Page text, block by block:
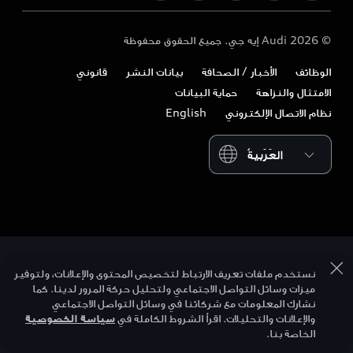
Audi عمان
Audi السعودية
Audi Exclusive
تنزيل الكتيب
المالكون وخدمات ما بعد البيع
الأعمال والأساطيل
أسلوب الحياة
Audi Sport
© 2026 Audi إيه جي. جميع الحقوق محفوظة
الوظائف الأخبار / الصحافة بيانات النشر
قانوني
الامتثال والنزاهة
حماية البيانات
نظام الاتصال الإلكتروني
English
Please select country
نستخدم ملفات تعريف الارتباط لتخصيص المحتوى والإعلانات، ولتوفير
ميزات وسائل التواصل الاجتماعي ولتحليل حركة المرور لدينا. كما
نشارك المعلومات مع شركائنا في وسائل التواصل الاجتماعي
والإعلانات والتحليلات. اقرأ الشروط الكاملة فيسياسة الخصوصية
الخاصة بنا.